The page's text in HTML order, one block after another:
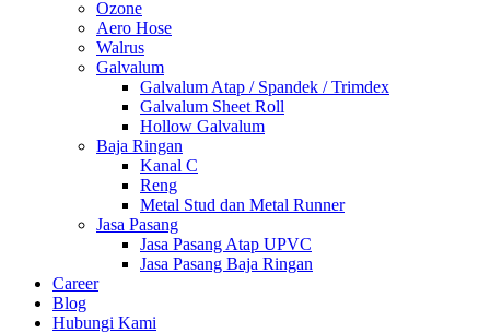
Ozone
Aero Hose
Walrus
Galvalum
Galvalum Atap / Spandek / Trimdex
Galvalum Sheet Roll
Hollow Galvalum
Baja Ringan
Kanal C
Reng
Metal Stud dan Metal Runner
Jasa Pasang
Jasa Pasang Atap UPVC
Jasa Pasang Baja Ringan
Career
Blog
Hubungi Kami